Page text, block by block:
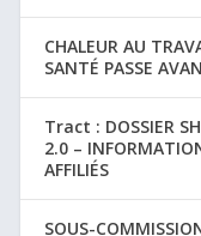
CHALEUR AU
SANTÉ PASSE
Tract : DOSSIER
2.0 –
AFFILIÉS
SOUS-